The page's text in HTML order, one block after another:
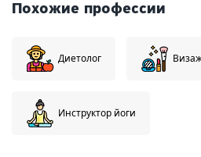
Похожие профессии
Диетолог
Инструктор йоги